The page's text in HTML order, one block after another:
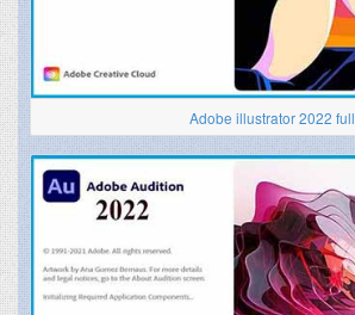
Adobe illustrator 2022 full